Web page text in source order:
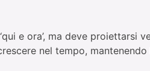
e ora’, ma deve
nel tempo,